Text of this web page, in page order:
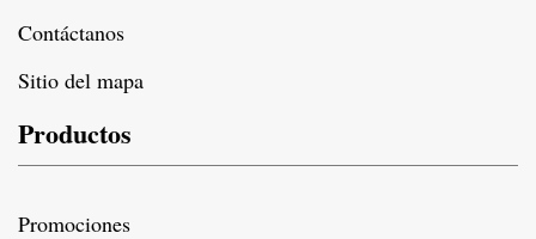
Contáctanos
Sitio del mapa
Productos
Promociones